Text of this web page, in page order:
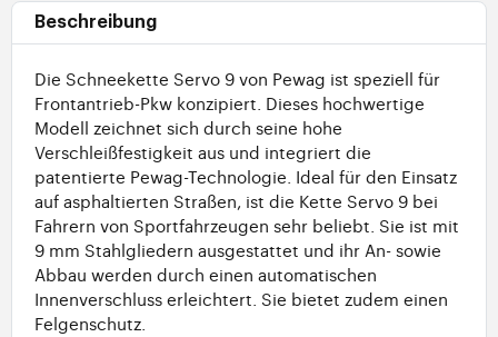
Beschreibung
Die Schneekette Servo 9 von Pewag ist speziell für
Frontantrieb-Pkw konzipiert. Dieses hochwertige
Modell zeichnet sich durch seine hohe
Verschleißfestigkeit aus und integriert die
patentierte Pewag-Technologie. Ideal für den Einsatz
auf asphaltierten Straßen, ist die Kette Servo 9 bei
Fahrern von Sportfahrzeugen sehr beliebt. Sie ist mit
9 mm Stahlgliedern ausgestattet und ihr An- sowie
Abbau werden durch einen automatischen
Innenverschluss erleichtert. Sie bietet zudem einen
Felgenschutz.